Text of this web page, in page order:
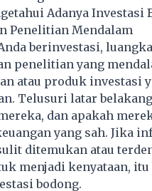
Adanya Investasi
Penelitian Mendalam
berinvestasi,
penelitian yang
atau produk investasi
Telusuri latar
dan apakah
yang sah. Jika
ditemukan atau
menjadi kenyataan,
bodong.